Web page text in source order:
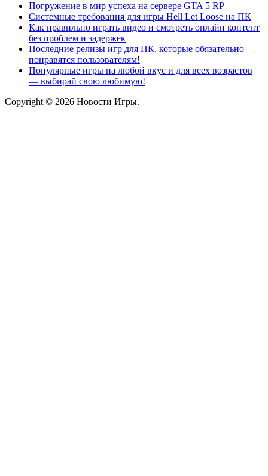
Погружение в мир успеха на сервере GTA 5 RP
Системные требования для игры Hell Let Loose на ПК
Как правильно играть видео и смотреть онлайн контент
без проблем и задержек
Последние релизы игр для ПК, которые обязательно
понравятся пользователям!
Популярные игры на любой вкус и для всех возрастов
— выбирай свою любимую!
Copyright © 2026 Новости Игры.